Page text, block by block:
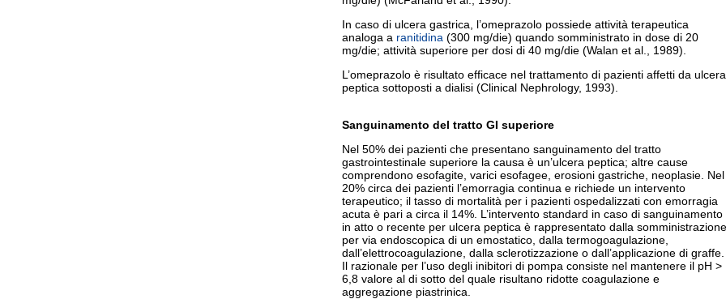
In caso di ulcera gastrica, l’omeprazolo possiede attività terapeutica
analoga a ranitidina (300 mg/die) quando somministrato in dose di 20
mg/die; attività superiore per dosi di 40 mg/die (Walan et al., 1989).
L’omeprazolo è risultato efficace nel trattamento di pazienti affetti da ulcera
peptica sottoposti a dialisi (Clinical Nephrology, 1993).
Sanguinamento del tratto GI superiore
Nel 50% dei pazienti che presentano sanguinamento del tratto
gastrointestinale superiore la causa è un’ulcera peptica; altre cause
comprendono esofagite, varici esofagee, erosioni gastriche, neoplasie. Nel
20% circa dei pazienti l’emorragia continua e richiede un intervento
terapeutico; il tasso di mortalità per i pazienti ospedalizzati con emorragia
acuta è pari a circa il 14%. L’intervento standard in caso di sanguinamento
in atto o recente per ulcera peptica è rappresentato dalla somministrazione
per via endoscopica di un emostatico, dalla termogoagulazione,
dall’elettrocoagulazione, dalla sclerotizzazione o dall’applicazione di graffe.
Il razionale per l’uso degli inibitori di pompa consiste nel mantenere il pH >
6,8 valore al di sotto del quale risultano ridotte coagulazione e
aggregazione piastrinica.